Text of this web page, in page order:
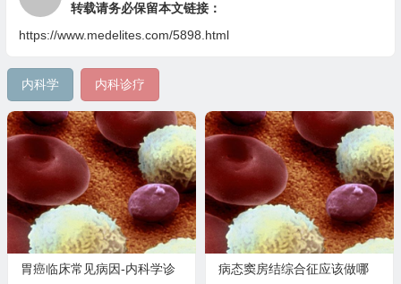
转载请务必保留本文链接：
https://www.medelites.com/5898.html
内科学 内科诊疗
胃癌临床常见病因-内科学诊
病态窦房结综合征应该做哪